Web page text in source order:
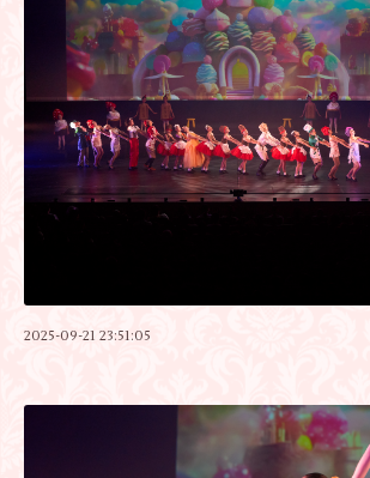
2025-09-21 23:51:05